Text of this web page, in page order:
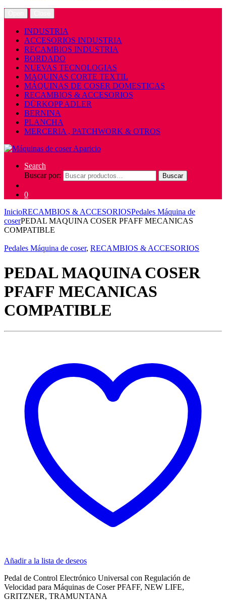
INDUSTRIA
ACCESORIOS INDUSTRIA
RECAMBIOS INDUSTRIA
BORDADO
NUEVAS TECNOLOGIAS
MAQUINAS CORTE TEXTIL
MÁQUINAS DE COSER DOMESTICAS
RECAMBIOS & ACCESORIOS
DÜRKOPP ADLER
BERNINA
PLANCHA
MERCERIA , PATCHWORK & OTROS
Search
Buscar por:
Buscar
0
InicioRECAMBIOS & ACCESORIOSPedales Máquina de
coserPEDAL MAQUINA COSER PFAFF MECANICAS
COMPATIBLE
Pedales Máquina de coser, RECAMBIOS & ACCESORIOS
PEDAL MAQUINA COSER
PFAFF MECANICAS
COMPATIBLE
Añadir a la lista de deseos
Pedal de Control Electrónico Universal con Regulación de
Velocidad para Máquinas de Coser PFAFF, NEW LIFE,
GRITZNER, TRAMUNTANA